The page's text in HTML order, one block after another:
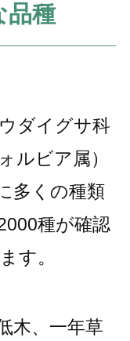
品種
ダイグサ科
ルビア属）
多くの種類
種が確認
す。
木、一年草